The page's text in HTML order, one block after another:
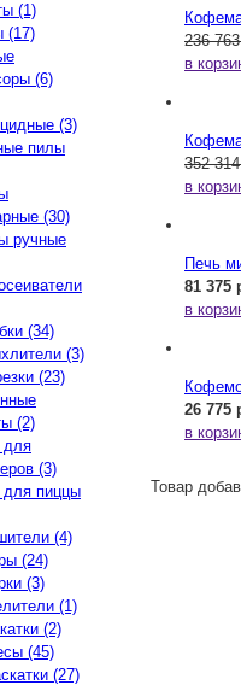
236
в
352
в
Печь
81 375
в
26 775
в
Товар
(1)
(17)
(6)
(3)
пилы
(30)
ручные
(34)
(3)
(23)
(2)
для
(3)
для пиццы
(4)
(24)
(3)
(1)
(2)
(45)
(27)